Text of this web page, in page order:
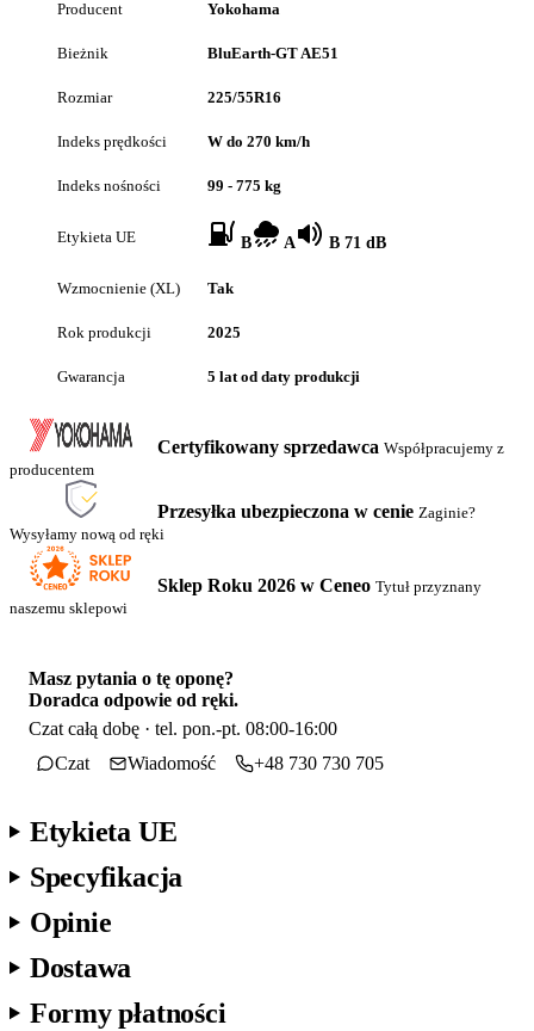
Producent Yokohama
Bieżnik BluEarth-GT AE51
Rozmiar 225/55R16
Indeks prędkości W do 270 km/h
Indeks nośności 99 - 775 kg
Etykieta UE B A B 71 dB
Wzmocnienie (XL) Tak
Rok produkcji 2025
Gwarancja 5 lat od daty produkcji
Certyfikowany sprzedawca Współpracujemy z
producentem
Przesyłka ubezpieczona w cenie Zaginie?
Wysyłamy nową od ręki
Sklep Roku 2026 w Ceneo Tytuł przyznany
naszemu sklepowi
Masz pytania o tę oponę?
Doradca odpowie od ręki.
Czat całą dobę · tel. pon.-pt. 08:00-16:00
Czat
Wiadomość +48 730 730 705
Etykieta UE
Specyfikacja
Opinie
Dostawa
Formy płatności